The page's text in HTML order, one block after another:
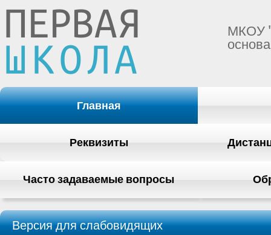
МКОУ
Главная
Реквизиты
Часто задаваемые вопросы
Версия для слабовидящих